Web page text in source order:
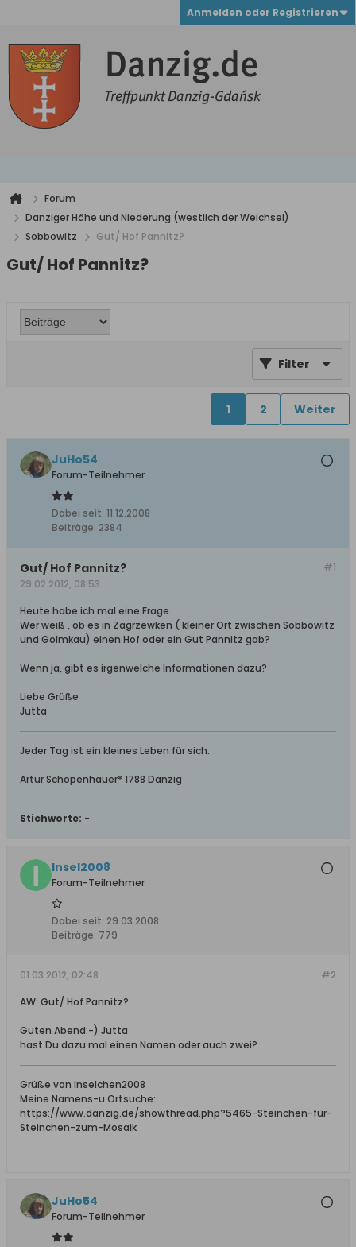
Anmelden oder Registrieren
Forum
Danziger Höhe und Niederung (westlich der Weichsel)
Sobbowitz
Gut/ Hof Pannitz?
Gut/ Hof Pannitz?
Filter
1 2 Weiter
JuHo54
Forum-Teilnehmer
Dabei seit: 11.12.2008
Beiträge: 2384
#1
Gut/ Hof Pannitz?
29.02.2012, 08:53
Heute habe ich mal eine Frage.
Wer weiß , ob es in Zagrzewken ( kleiner Ort zwischen Sobbowitz
und Golmkau) einen Hof oder ein Gut Pannitz gab?
Wenn ja, gibt es irgenwelche Informationen dazu?
Liebe Grüße
Jutta
Jeder Tag ist ein kleines Leben für sich.
Artur Schopenhauer* 1788 Danzig
Stichworte: -
Insel2008
Forum-Teilnehmer
Dabei seit: 29.03.2008
Beiträge: 779
#2
01.03.2012, 02:48
AW: Gut/ Hof Pannitz?
Guten Abend:-) Jutta
hast Du dazu mal einen Namen oder auch zwei?
Grüße von Inselchen2008
Meine Namens-u.Ortsuche:
https://www.danzig.de/showthread.php?5465-Steinchen-für-
Steinchen-zum-Mosaik
JuHo54
Forum-Teilnehmer